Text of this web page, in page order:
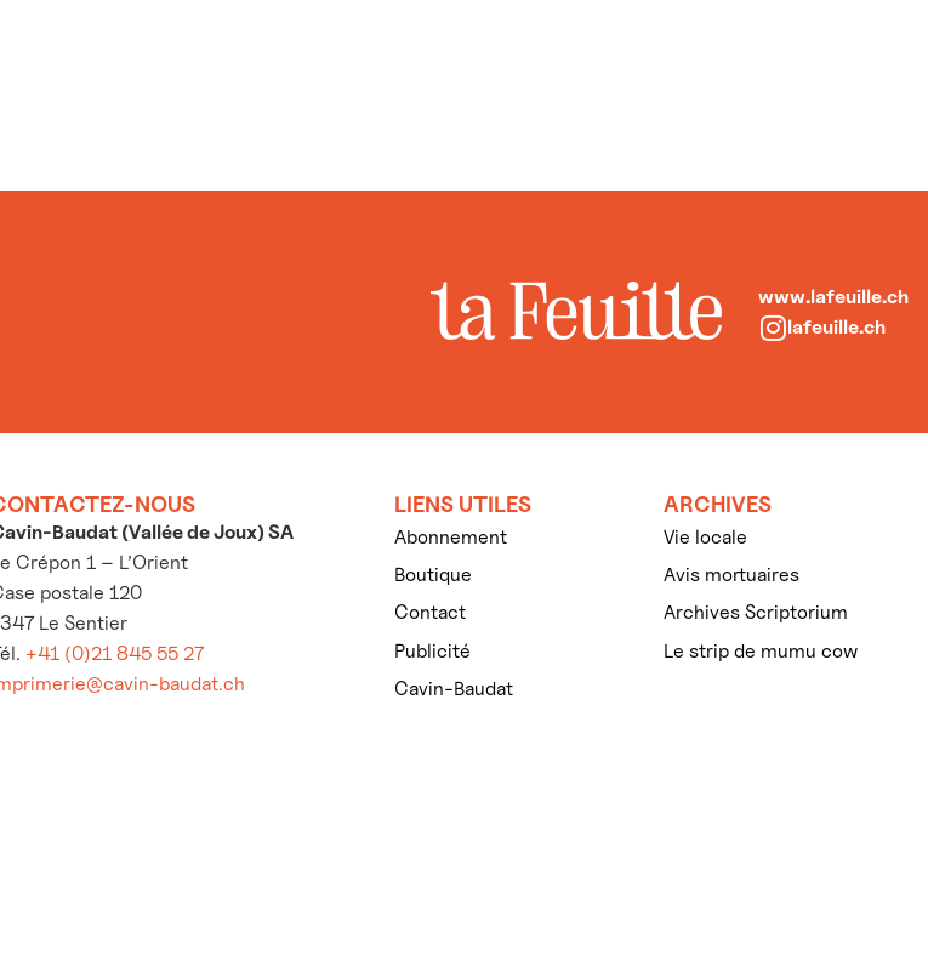
www.lafeuille.ch
lafeuille.ch
NOUS
Baudat (Vallée de Joux) SA
Crépon 1 – L’Orient
postale 120
Le Sentier
+41 (0)21 845 55 27
baudat.ch
LIENS UTILES
Abonnement
Boutique
Contact
Publicité
Cavin-Baudat
ARCHIVES
Vie locale
Avis mortuaires
Archives Scriptorium
Le strip de mumu cow